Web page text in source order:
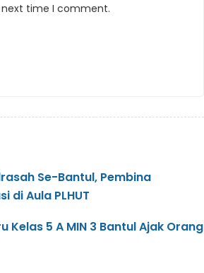
time I comment.
Se-Bantul, Pembina
di Aula PLHUT
Kelas 5 A MIN 3 Bantul Ajak Orang